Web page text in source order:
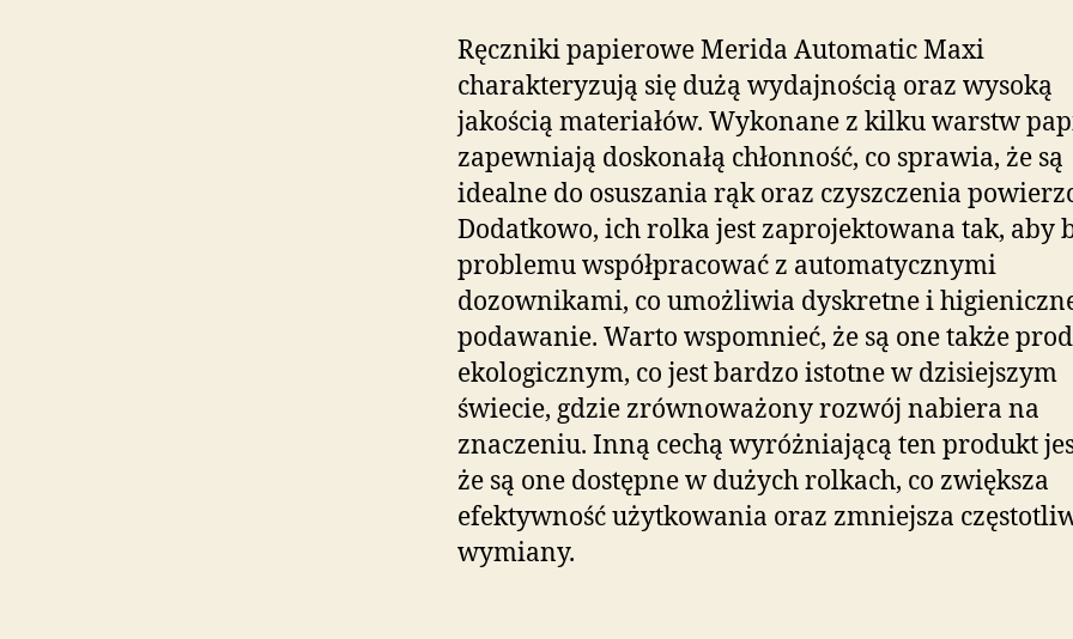
Ręczniki papierowe Merida Automatic Maxi
charakteryzują się dużą wydajnością oraz wysoką
jakością materiałów. Wykonane z kilku warstw
zapewniają doskonałą chłonność, co sprawia, że są
idealne do osuszania rąk oraz czyszczenia
Dodatkowo, ich rolka jest zaprojektowana tak, aby
problemu współpracować z automatycznymi
dozownikami, co umożliwia dyskretne i
podawanie. Warto wspomnieć, że są one także
ekologicznym, co jest bardzo istotne w dzisiejszym
świecie, gdzie zrównoważony rozwój nabiera na
znaczeniu. Inną cechą wyróżniającą ten produkt
że są one dostępne w dużych rolkach, co zwiększa
efektywność użytkowania oraz zmniejsza
wymiany.